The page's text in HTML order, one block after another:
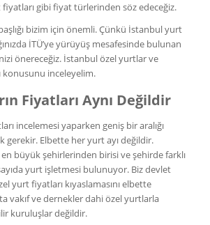
gibi fiyat türlerinden söz edeceğiz.
bizim için önemli. Çünkü İstanbul yurt
İTÜ’ye yürüyüş mesafesinde bulunan
önereceğiz. İstanbul özel yurtlar ve
konusunu inceleyelim.
Fiyatları Aynı Değildir
incelemesi yaparken geniş bir aralığı
gerekir. Elbette her yurt ayı değildir.
büyük şehirlerinden birisi ve şehirde farklı
yurt işletmesi bulunuyor. Biz devlet
yurt fiyatları kıyaslamasını elbette
vakıf ve dernekler dahi özel yurtlarla
kuruluşlar değildir.